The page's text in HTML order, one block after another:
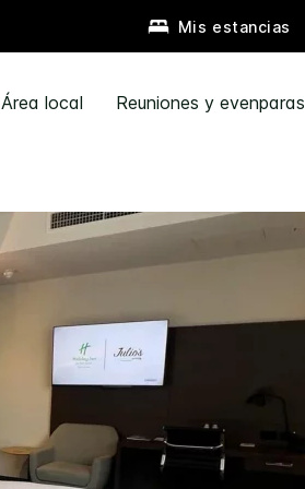
Mis estancias
Área local Reuniones y evenparas